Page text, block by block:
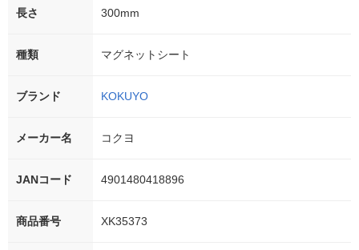
長さ 300mm
種類 マグネットシート
ブランド KOKUYO
メーカー名 コクヨ
JANコード 4901480418896
商品番号 XK35373